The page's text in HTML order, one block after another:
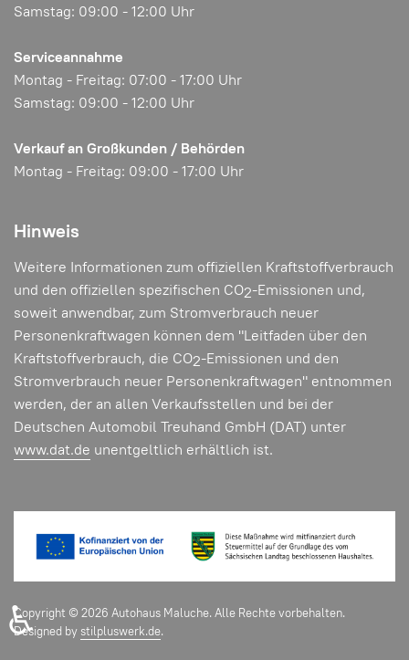
Samstag: 09:00 - 12:00 Uhr
Serviceannahme
Montag - Freitag: 07:00 - 17:00 Uhr
Samstag: 09:00 - 12:00 Uhr
Verkauf an Großkunden / Behörden
Montag - Freitag: 09:00 - 17:00 Uhr
Hinweis
Weitere Informationen zum offiziellen Kraftstoffverbrauch
und den offiziellen spezifischen CO2-Emissionen und,
soweit anwendbar, zum Stromverbrauch neuer
Personenkraftwagen können dem "Leitfaden über den
Kraftstoffverbrauch, die CO2-Emissionen und den
Stromverbrauch neuer Personenkraftwagen" entnommen
werden, der an allen Verkaufsstellen und bei der
Deutschen Automobil Treuhand GmbH (DAT) unter
www.dat.de unentgeltlich erhältlich ist.
Copyright © 2026 Autohaus Maluche. Alle Rechte vorbehalten.
Designed by stilpluswerk.de.